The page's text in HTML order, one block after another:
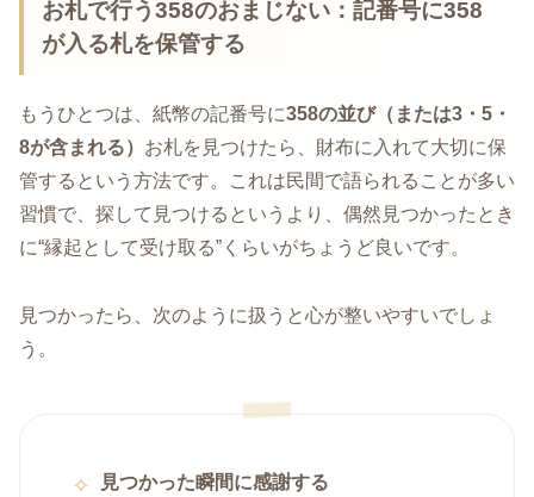
お札で行う358のおまじない：記番号に358
が入る札を保管する
もうひとつは、紙幣の記番号に358の並び（または3・5・
8が含まれる） お札を見つけたら、財布に入れて大切に保
管するという方法です。これは民間で語られることが多い
習慣で、探して見つけるというより、偶然見つかったとき
に“縁起として受け取る”くらいがちょうど良いです。
見つかったら、次のように扱うと心が整いやすいでしょ
う。
見つかった瞬間に感謝する